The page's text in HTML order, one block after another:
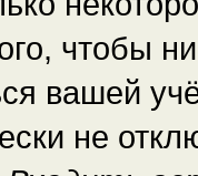
чтобы
вашей
не